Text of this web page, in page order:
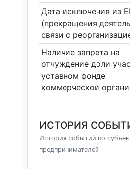
Дата исключения из
(прекращения
связи с
Наличие запрета на
отчуждение доли
уставном фонде
коммерческой
ИСТОРИЯ
История событий по
предпринимателей